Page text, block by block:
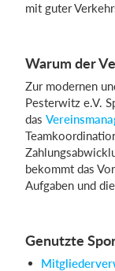
mit guter
Warum der
Zur modernen
Pesterwitz e.V.
das
bekommt das
Aufgaben und
Genutzte